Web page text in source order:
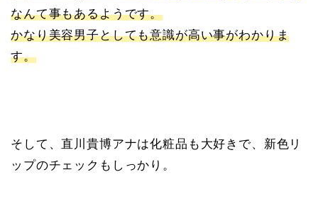
なんて事もあるようです。
かなり美容男子としても意識が高い事がわかりま
す。
そして、直川貴博アナは化粧品も大好きで、新色リ
ップのチェックもしっかり。